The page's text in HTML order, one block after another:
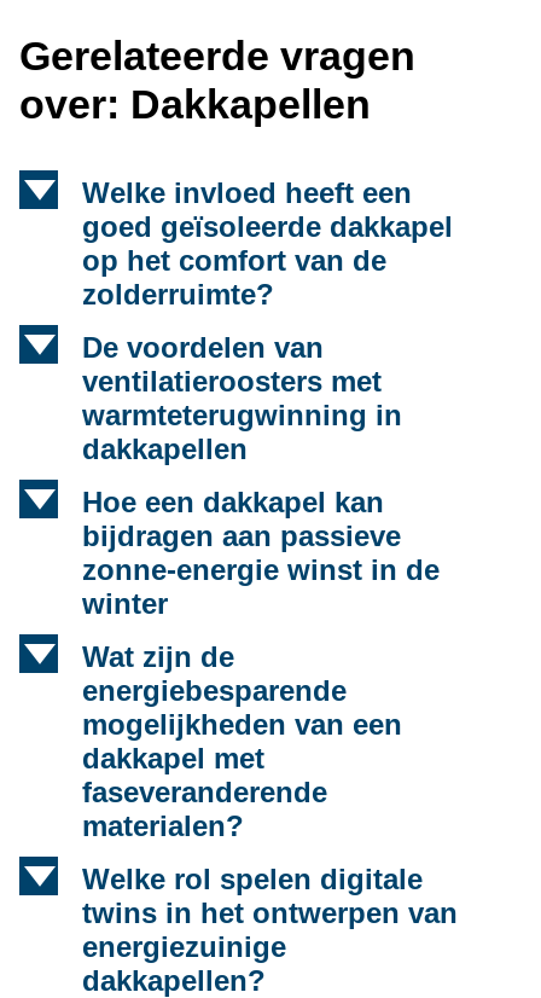
Gerelateerde vragen
over: Dakkapellen
d
Welke invloed heeft een
goed geïsoleerde dakkapel
op het comfort van de
zolderruimte?
d
De voordelen van
ventilatieroosters met
warmteterugwinning in
dakkapellen
d
Hoe een dakkapel kan
bijdragen aan passieve
zonne-energie winst in de
winter
d
Wat zijn de
energiebesparende
mogelijkheden van een
dakkapel met
faseveranderende
materialen?
d
Welke rol spelen digitale
twins in het ontwerpen van
energiezuinige
dakkapellen?